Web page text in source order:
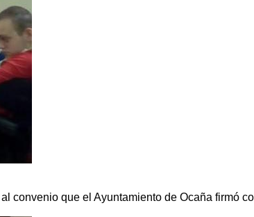
convenio que el Ayuntamiento de Ocaña firmó